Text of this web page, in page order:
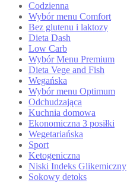
Codzienna
Wybór menu Comfort
Bez glutenu i laktozy
Dieta Dash
Low Carb
Wybór Menu Premium
Dieta Vege and Fish
Wegańska
Wybór menu Optimum
Odchudzająca
Kuchnia domowa
Ekonomiczna 3 posiłki
Wegetariańska
Sport
Ketogeniczna
Niski Indeks Glikemiczny
Sokowy detoks